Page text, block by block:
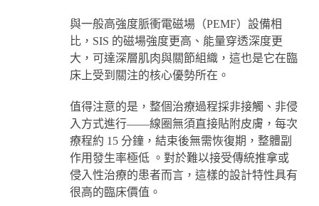
與一般高強度脈衝電磁場（PEMF）設備相
比，SIS 的磁場強度更高、能量穿透深度更
大，可達深層肌肉與關節組織，這也是它在臨
床上受到關注的核心優勢所在。
值得注意的是，整個治療過程採非接觸、非侵
入方式進行——線圈無須直接貼附皮膚，每次
療程約 15 分鐘，結束後無需恢復期，整體副
作用發生率極低 。對於難以接受傳統推拿或
侵入性治療的患者而言，這樣的設計特性具有
很高的臨床價值。